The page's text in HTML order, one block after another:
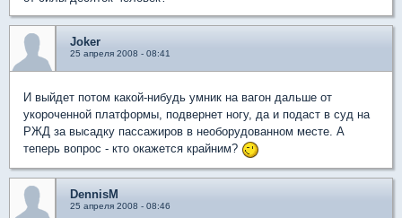
Joker
25 апреля 2008 - 08:41
И выйдет потом какой-нибудь умник на вагон дальше от
укороченной платформы, подвернет ногу, да и подаст в суд на
РЖД за высадку пассажиров в необорудованном месте. А
теперь вопрос - кто окажется крайним?
DennisM
25 апреля 2008 - 08:46